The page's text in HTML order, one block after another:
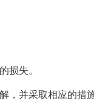
损失。
，并采取相应的措